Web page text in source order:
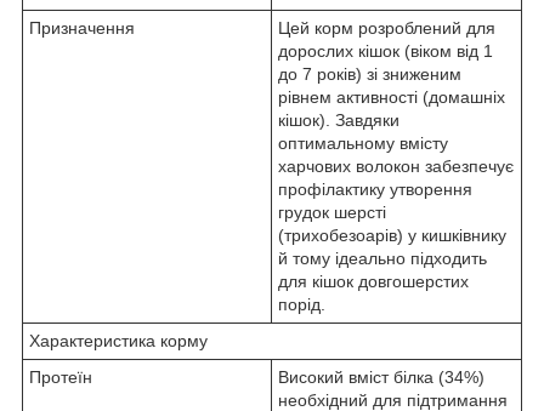
Призначення
Цей корм розроблений для
дорослих кішок (віком від 1
до 7 років) зі зниженим
рівнем активності (домашніх
кішок). Завдяки
оптимальному вмісту
харчових волокон забезпечує
профілактику утворення
грудок шерсті
(трихобезоарів) у кишківнику
й тому ідеально підходить
для кішок довгошерстих
порід.
Характеристика корму
Протеїн
Високий вміст білка (34%)
необхідний для підтримання